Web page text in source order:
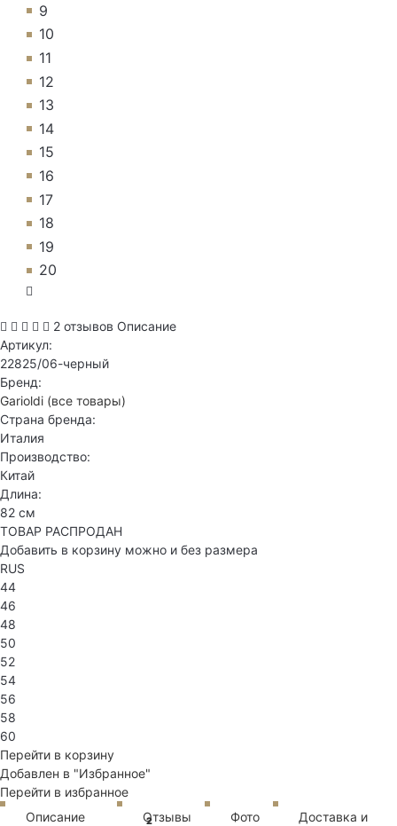
9
10
11
12
13
14
15
16
17
18
19
20
2 отзывов Описание
Артикул:
22825/06-черный
Бренд:
Garioldi (все товары)
Страна бренда:
Италия
Производство:
Китай
Длина:
82 см
ТОВАР РАСПРОДАН
Добавить в корзину можно и без размера
RUS
44
46
48
50
52
54
56
58
60
Перейти в корзину
Добавлен в "Избранное"
Перейти в избранное
Описание
Отзывы
2 Фото Доставка и